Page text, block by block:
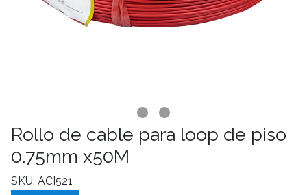
Rollo de cable para loop de piso
0.75mm x50M
SKU: ACI521